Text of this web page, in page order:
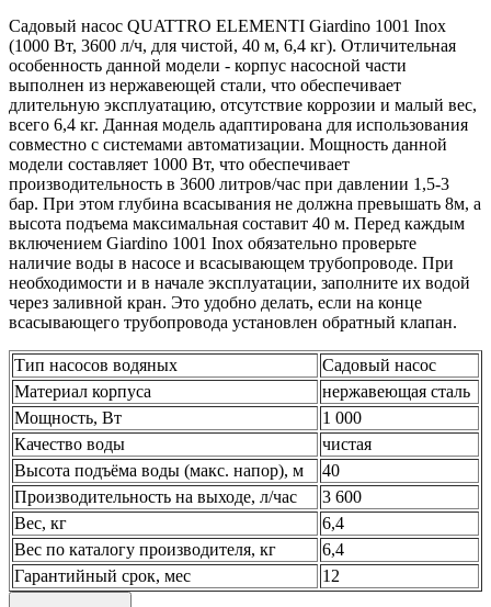
Садовый насос QUATTRO ELEMENTI Giardino 1001 Inox
(1000 Вт, 3600 л/ч, для чистой, 40 м, 6,4 кг). Отличительная
особенность данной модели - корпус насосной части
выполнен из нержавеющей стали, что обеспечивает
длительную эксплуатацию, отсутствие коррозии и малый вес,
всего 6,4 кг. Данная модель адаптирована для использования
совместно с системами автоматизации. Мощность данной
модели составляет 1000 Вт, что обеспечивает
производительность в 3600 литров/час при давлении 1,5-3
бар. При этом глубина всасывания не должна превышать 8м, а
высота подъема максимальная составит 40 м. Перед каждым
включением Giardino 1001 Inox обязательно проверьте
наличие воды в насосе и всасывающем трубопроводе. При
необходимости и в начале эксплуатации, заполните их водой
через заливной кран. Это удобно делать, если на конце
всасывающего трубопровода установлен обратный клапан.
Тип насосов водяных
Садовый насос
Материал корпуса
нержавеющая сталь
Мощность, Вт
1 000
Качество воды
чистая
Высота подъёма воды (макс. напор), м
40
Производительность на выходе, л/час
3 600
Вес, кг
6,4
Вес по каталогу производителя, кг
6,4
Гарантийный срок, мес
12